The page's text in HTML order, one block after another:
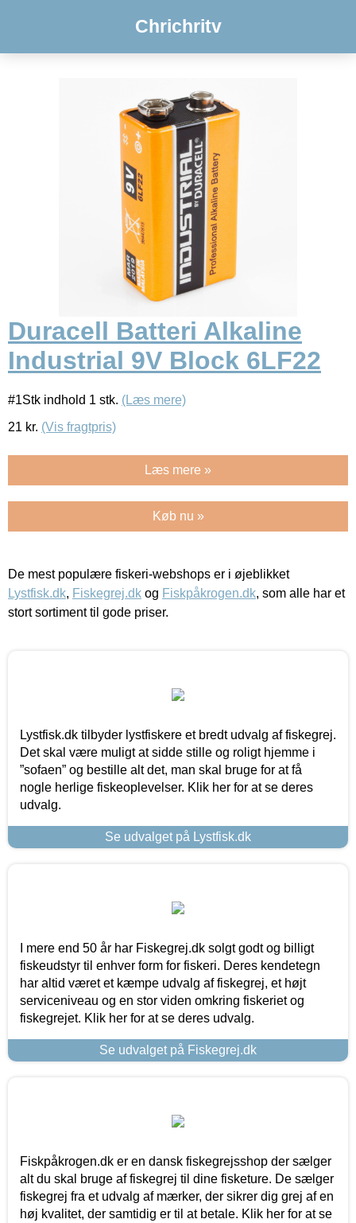
Chrichritv
Duracell Batteri Alkaline
Industrial 9V Block 6LF22
#1Stk indhold 1 stk. (Læs mere)
21 kr. (Vis fragtpris)
Læs mere »
Køb nu »
De mest populære fiskeri-webshops er i øjeblikket
Lystfisk.dk, Fiskegrej.dk og Fiskpåkrogen.dk, som alle har et
stort sortiment til gode priser.
Lystfisk.dk tilbyder lystfiskere et bredt udvalg af fiskegrej.
Det skal være muligt at sidde stille og roligt hjemme i
”sofaen” og bestille alt det, man skal bruge for at få
nogle herlige fiskeoplevelser. Klik her for at se deres
udvalg.
Se udvalget på Lystfisk.dk
I mere end 50 år har Fiskegrej.dk solgt godt og billigt
fiskeudstyr til enhver form for fiskeri. Deres kendetegn
har altid været et kæmpe udvalg af fiskegrej, et højt
serviceniveau og en stor viden omkring fiskeriet og
fiskegrejet. Klik her for at se deres udvalg.
Se udvalget på Fiskegrej.dk
Fiskpåkrogen.dk er en dansk fiskegrejsshop der sælger
alt du skal bruge af fiskegrej til dine fisketure. De sælger
fiskegrej fra et udvalg af mærker, der sikrer dig grej af en
høj kvalitet, der samtidig er til at betale. Klik her for at se